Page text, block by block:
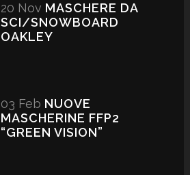
20 Nov MASCHERE DA
SCI/SNOWBOARD
OAKLEY
03 Feb NUOVE
MASCHERINE FFP2
“GREEN VISION”